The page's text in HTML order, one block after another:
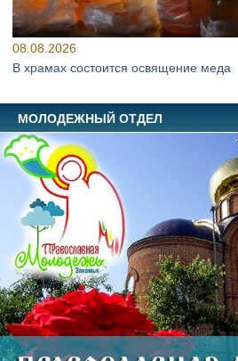
08.08.2026
В храмах состоится освящение меда
МОЛОДЕЖНЫЙ ОТДЕЛ